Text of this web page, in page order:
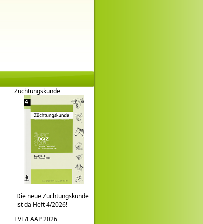
Züchtungskunde
Die neue Züchtungskunde
ist da Heft 4/2026!
EVT/EAAP 2026